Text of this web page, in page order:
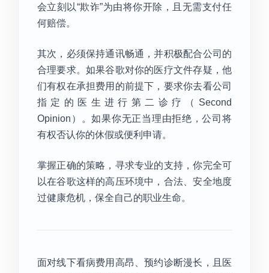
会立刻以“欺诈”为由将你开除，且无需支付任
何赔偿。
其次，必须保持通讯畅通，并积极配合公司的
合理要求。如果谷歌对你的医疗文件存疑，他
们有权在承担费用的前提下，要求你去看公司
指定的医生进行第二诊疗（Second
Opinion）。如果你无正当理由拒绝，公司将
有权否认你的休假或便利申请。
掌握正确的策略，寻求专业的支持，你完全可
以在谷歌这样的高压环境中，合法、安全地度
过健康危机，保全自己的职业生命。
面对线下看病费用高昂、预约诊断漫长，且医